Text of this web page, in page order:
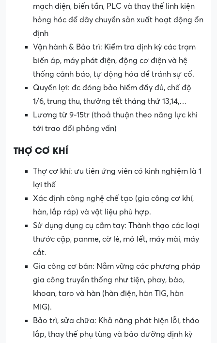
mạch điện, biến tần, PLC và thay thế linh kiện
hỏng hóc để dây chuyền sản xuất hoạt động ổn
định
Vận hành & Bảo trì: Kiểm tra định kỳ các trạm
biến áp, máy phát điện, động cơ điện và hệ
thống cảnh báo, tự động hóa để tránh sự cố.
Quyền lợi: đc đóng bảo hiểm đầy đủ, chế độ
1/6, trung thu, thưởng tết tháng thứ 13,14,…
Lương từ 9-15tr (thoả thuận theo năng lực khi
tới trao đổi phỏng vấn)
THỢ CƠ KHÍ
Thợ cơ khí: ưu tiên ứng viên có kinh nghiệm là 1
lợi thế
Xác định công nghệ chế tạo (gia công cơ khí,
hàn, lắp ráp) và vật liệu phù hợp.
Sử dụng dụng cụ cầm tay: Thành thạo các loại
thước cặp, panme, cờ lê, mỏ lết, máy mài, máy
cắt.
Gia công cơ bản: Nắm vững các phương pháp
gia công truyền thống như tiện, phay, bào,
khoan, taro và hàn (hàn điện, hàn TIG, hàn
MIG).
Bảo trì, sửa chữa: Khả năng phát hiện lỗi, tháo
lắp, thay thế phụ tùng và bảo dưỡng định kỳ